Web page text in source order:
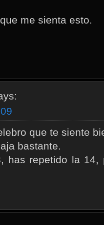
me sienta esto.
que te siente
bastante.
has repetido la